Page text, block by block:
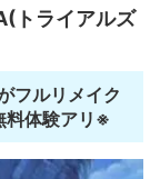
トライアルズ
フルリメイク
料体験アリ※